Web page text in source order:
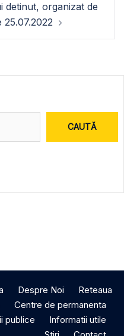
detinut, organizat de
25.07.2022
CAUTĂ
Despre Noi
Reteaua
Centre de permanenta
publice
Informatii utile